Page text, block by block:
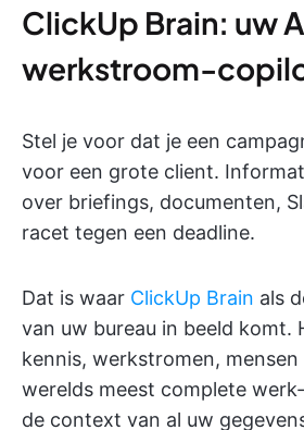
ClickUp Brain: uw
werkstroom-
Stel je voor dat je een
voor een grote client.
over briefings, documenten,
racet tegen een deadline.
Dat is waar ClickUp Brain als
van uw bureau in beeld komt.
kennis, werkstromen, mensen
werelds meest complete
de context van al uw